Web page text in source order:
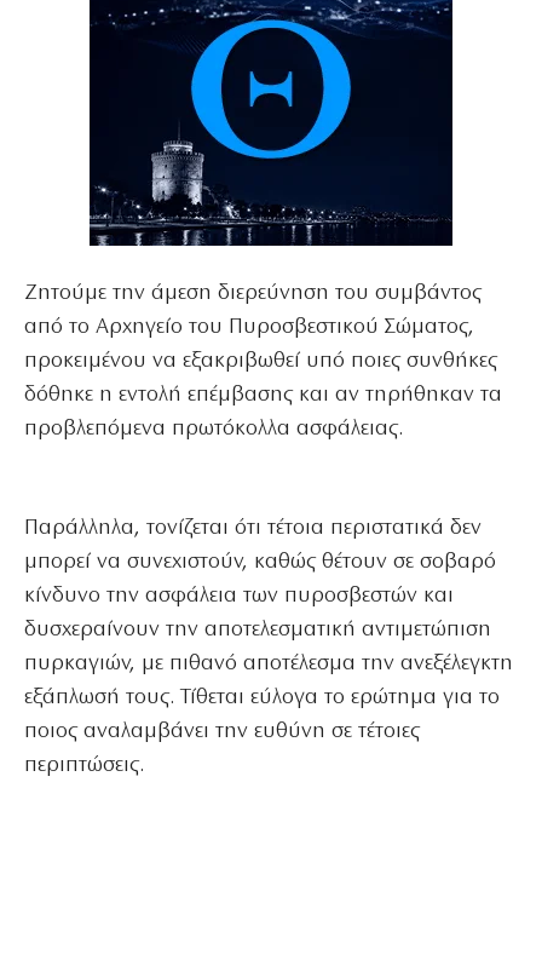
Ζητούμε την άμεση διερεύνηση του συμβάντος
από το Αρχηγείο του Πυροσβεστικού Σώματος,
προκειμένου να εξακριβωθεί υπό ποιες συνθήκες
δόθηκε η εντολή επέμβασης και αν τηρήθηκαν τα
προβλεπόμενα πρωτόκολλα ασφάλειας.
Παράλληλα, τονίζεται ότι τέτοια περιστατικά δεν
μπορεί να συνεχιστούν, καθώς θέτουν σε σοβαρό
κίνδυνο την ασφάλεια των πυροσβεστών και
δυσχεραίνουν την αποτελεσματική αντιμετώπιση
πυρκαγιών, με πιθανό αποτέλεσμα την ανεξέλεγκτη
εξάπλωσή τους. Τίθεται εύλογα το ερώτημα για το
ποιος αναλαμβάνει την ευθύνη σε τέτοιες
περιπτώσεις.